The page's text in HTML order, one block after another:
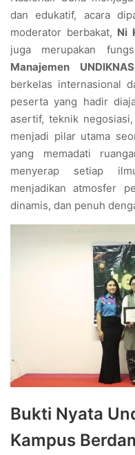
dan edukatif, acara
moderator berbakat, Ni
juga merupakan
Manajemen UNDIKNAS
berkelas internasional
peserta yang hadir
asertif, teknik
menjadi pilar utama
yang memadati
menyerap setiap
menjadikan atmosfer
dinamis, dan penuh
Bukti Nyata
Kampus